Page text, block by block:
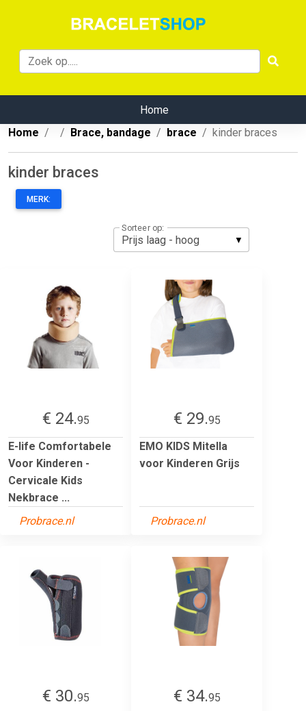
Home
Home
Brace, bandage brace kinder braces
kinder braces
MERK:
Sorteer op:
€ 24.95
E-life Comfortabele
Voor Kinderen -
Cervicale Kids
Nekbrace ...
Probrace.nl
€ 29.95
EMO KIDS Mitella
voor Kinderen Grijs
Probrace.nl
€ 30.95
€ 34.95